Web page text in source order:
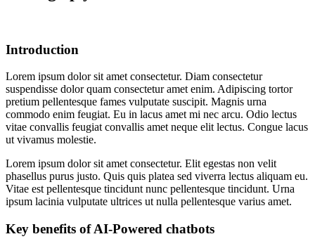
Introduction
Lorem ipsum dolor sit amet consectetur. Diam consectetur
suspendisse dolor quam consectetur amet enim. Adipiscing tortor
pretium pellentesque fames vulputate suscipit. Magnis urna
commodo enim feugiat. Eu in lacus amet mi nec arcu. Odio lectus
vitae convallis feugiat convallis amet neque elit lectus. Congue lacus
ut vivamus molestie.
Lorem ipsum dolor sit amet consectetur. Elit egestas non velit
phasellus purus justo. Quis quis platea sed viverra lectus aliquam eu.
Vitae est pellentesque tincidunt nunc pellentesque tincidunt. Urna
ipsum lacinia vulputate ultrices ut nulla pellentesque varius amet.
Key benefits of AI-Powered chatbots